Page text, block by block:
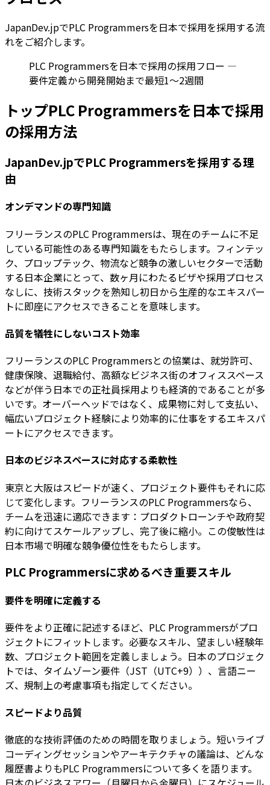
JapanDev.jpでPLC Programmersを日本で採用を採用する流
れをご紹介します。
PLC Programmersを日本で採用の採用フロー —
要件定義から開発開始まで最短1〜2週間
トップPLC Programmersを日本で採用
の採用方法
JapanDev.jpでPLC Programmersを採用する理
由
オンデマンドの専門知識
フリーランスのPLC Programmersは、現在のチームに不足
している可能性のある専門知識をもたらします。フィンテッ
ク、プロップテック、物流など競争の激しいセクターで活動
する日本企業にとって、数ヶ月にわたるビザや採用プロセス
なしに、技術スタックを熟知し初日から生産的なエキスパー
トに即座にアクセスできることを意味します。
品質を犠牲にしないコスト効率
フリーランスのPLC Programmersとの協業は、就労許可、
健康保険、退職給付、高額なビジネス街のオフィススペース
などが伴う日本での正社員採用よりも経済的であることが多
いです。オーバーヘッドではなく、成果物に対して支払い、
幅広いプロジェクト経験により効率的に仕事をするエキスパ
ートにアクセスできます。
日本のビジネスペースに対応する柔軟性
東京と大阪はスピードが速く、プロジェクト要件もそれに応
じて変化します。フリーランスのPLC Programmersなら、
チームを迅速に適応できます：プロダクトローンチや政府契
約に向けてスケールアップし、完了後に縮小。この俊敏性は
日本市場で明確な競争優位性をもたらします。
PLC Programmersに求めるべき重要スキル
要件を明確に定義する
要件をより正確に記述するほど、PLC Programmersがプロ
ジェクトにフィットします。必要なスキル、望ましい経験年
数、プロジェクト範囲を定義しましょう。日本のプロジェク
トでは、タイムゾーン要件（JST（UTC+9））、言語ニー
ズ、規制上の考慮事項も指定してください。
スピードより品質
徹底的な技術評価のための時間を取りましょう。短いライブ
コーディングセッションやアーキテクチャの議論は、どんな
履歴書よりもPLC Programmersについて多くを語ります。